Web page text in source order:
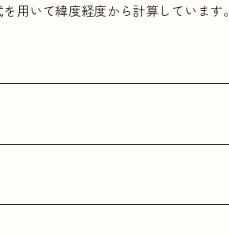
用いて緯度経度から計算しています。